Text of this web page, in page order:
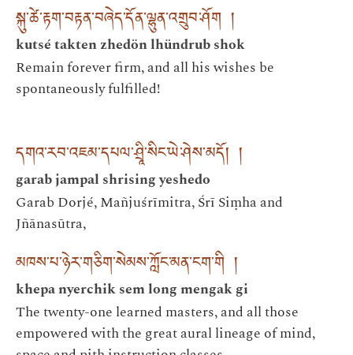
སྐུ་ཚེ་རྟག་བརྟན་བཞེད་དོན་ལྷུན་འགྲུབ་ཤོག །
kutsé takten zhedön lhündrub shok
Remain forever firm, and all his wishes be
spontaneously fulfilled!
དགའ་རབ་འཇམ་དཔལ་ཤྲཱི་སིང་ཡེ་ཤེས་མདོ། །
garab jampal shrising yeshedo
Garab Dorjé, Mañjuśrīmitra, Śrī Siṃha and
Jñānasūtra,
མཁས་པ་ཉེར་གཅིག་སེམས་ཀློང་མན་ངག་གི །
khepa nyerchik sem long mengak gi
The twenty-one learned masters, and all those
empowered with the great aural lineage of mind,